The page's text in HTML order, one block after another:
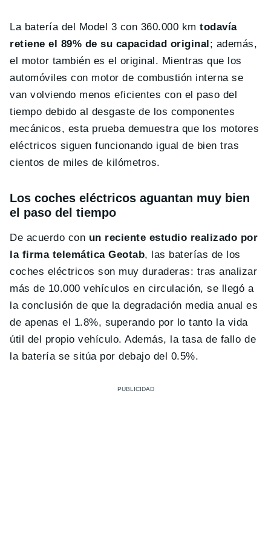
La batería del Model 3 con 360.000 kmtodavía
retiene el 89% de su capacidad original ; además,
el motor también es el original. Mientras que los
automóviles con motor de combustión interna se
van volviendo menos eficientes con el paso del
tiempo debido al desgaste de los componentes
mecánicos, esta prueba demuestra que los motores
eléctricos siguen funcionando igual de bien tras
cientos de miles de kilómetros.
Los coches eléctricos aguantan muy bien
el paso del tiempo
De acuerdo con un reciente estudio realizado por
la firma telemática Geotab, las baterías de los
coches eléctricos son muy duraderas: tras analizar
más de 10.000 vehículos en circulación, se llegó a
la conclusión de que la degradación media anual es
de apenas el 1.8%, superando por lo tanto la vida
útil del propio vehículo. Además, la tasa de fallo de
la batería se sitúa por debajo del 0.5%.